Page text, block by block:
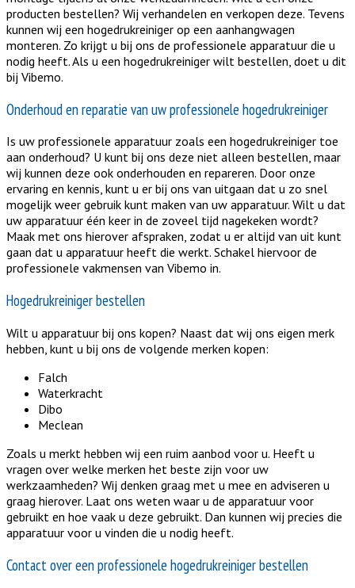
producten bestellen? Wij verhandelen en verkopen deze. Tevens
kunnen wij een hogedrukreiniger op een aanhangwagen
monteren. Zo krijgt u bij ons de professionele apparatuur die u
nodig heeft. Als u een hogedrukreiniger wilt bestellen, doet u dit
bij Vibemo.
Onderhoud en reparatie van uw professionele hogedrukreiniger
Is uw professionele apparatuur zoals een hogedrukreiniger toe
aan onderhoud? U kunt bij ons deze niet alleen bestellen, maar
wij kunnen deze ook onderhouden en repareren. Door onze
ervaring en kennis, kunt u er bij ons van uitgaan dat u zo snel
mogelijk weer gebruik kunt maken van uw apparatuur. Wilt u dat
uw apparatuur één keer in de zoveel tijd nagekeken wordt?
Maak met ons hierover afspraken, zodat u er altijd van uit kunt
gaan dat u apparatuur heeft die werkt. Schakel hiervoor de
professionele vakmensen van Vibemo in.
Hogedrukreiniger bestellen
Wilt u apparatuur bij ons kopen? Naast dat wij ons eigen merk
hebben, kunt u bij ons de volgende merken kopen:
Falch
Waterkracht
Dibo
Meclean
Zoals u merkt hebben wij een ruim aanbod voor u. Heeft u
vragen over welke merken het beste zijn voor uw
werkzaamheden? Wij denken graag met u mee en adviseren u
graag hierover. Laat ons weten waar u de apparatuur voor
gebruikt en hoe vaak u deze gebruikt. Dan kunnen wij precies die
apparatuur voor u vinden die u nodig heeft.
Contact over een professionele hogedrukreiniger bestellen